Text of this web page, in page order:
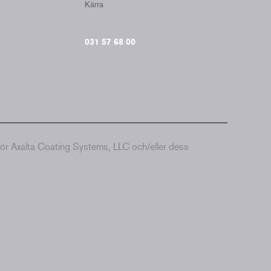
Kärra
031 57 68 00
Axalta Coating Systems, LLC och/eller dess